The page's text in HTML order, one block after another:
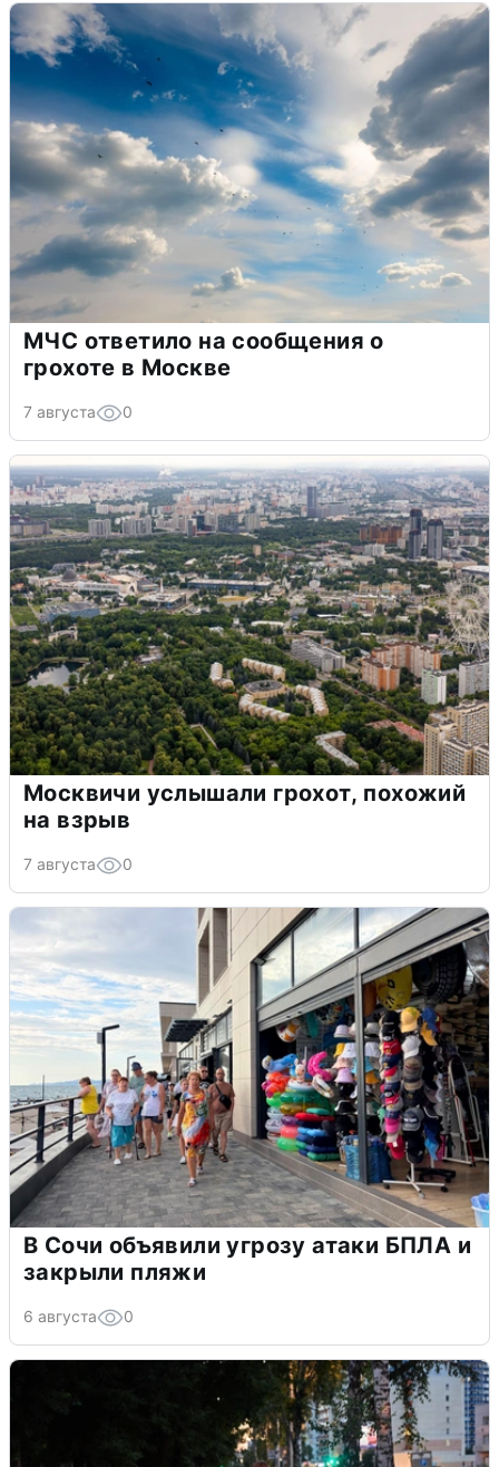
МЧС ответило на сообщения о
грохоте в Москве
7 августа 0
Москвичи услышали грохот, похожий
на взрыв
7 августа 0
В Сочи объявили угрозу атаки БПЛА и
закрыли пляжи
6 августа 0